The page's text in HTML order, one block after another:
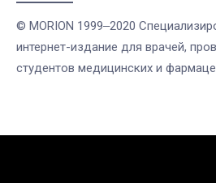
© MORION 1999‒2020
интернет-издание для врачей,
студентов медицинских и